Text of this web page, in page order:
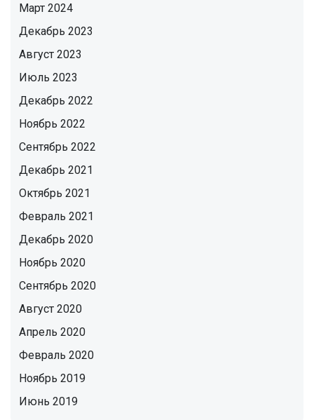
Март 2024
Декабрь 2023
Август 2023
Июль 2023
Декабрь 2022
Ноябрь 2022
Сентябрь 2022
Декабрь 2021
Октябрь 2021
Февраль 2021
Декабрь 2020
Ноябрь 2020
Сентябрь 2020
Август 2020
Апрель 2020
Февраль 2020
Ноябрь 2019
Июнь 2019